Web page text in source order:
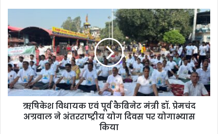
ऋषिकेश विधायक एवं पूर्व कैबिनेट मंत्री डॉ. प्रेमचंद
अग्रवाल ने अंतरराष्ट्रीय योग दिवस पर योगाभ्यास
किया